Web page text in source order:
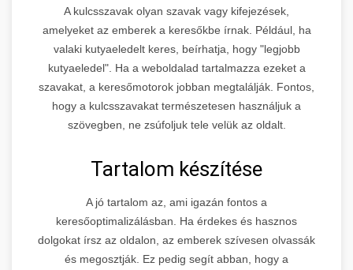
A kulcsszavak olyan szavak vagy kifejezések,
amelyeket az emberek a keresőkbe írnak. Például, ha
valaki kutyaeledelt keres, beírhatja, hogy "legjobb
kutyaeledel". Ha a weboldalad tartalmazza ezeket a
szavakat, a keresőmotorok jobban megtalálják. Fontos,
hogy a kulcsszavakat természetesen használjuk a
szövegben, ne zsúfoljuk tele velük az oldalt.
Tartalom készítése
A jó tartalom az, ami igazán fontos a
keresőoptimalizálásban. Ha érdekes és hasznos
dolgokat írsz az oldalon, az emberek szívesen olvassák
és megosztják. Ez pedig segít abban, hogy a